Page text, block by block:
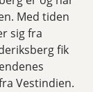
Med tiden
sig fra
fik
Vestindien.